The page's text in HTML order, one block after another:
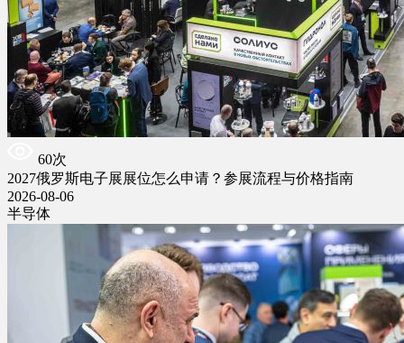
60次
2027俄罗斯电子展展位怎么申请？参展流程与价格指南
2026-08-06
半导体